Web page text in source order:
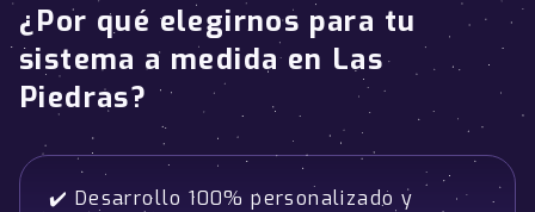
¿Por qué elegirnos para tu
sistema a medida en Las
Piedras?
✔️ Desarrollo 100% personalizado y